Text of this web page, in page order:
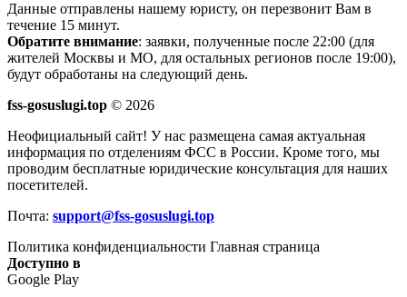
Данные отправлены нашему юристу, он перезвонит Вам в
течение 15 минут.
Обратите внимание: заявки, полученные после 22:00 (для
жителей Москвы и МО, для остальных регионов после 19:00),
будут обработаны на следующий день.
fss-gosuslugi.top © 2026
Неофициальный сайт! У нас размещена самая актуальная
информация по отделениям ФСС в России. Кроме того, мы
проводим бесплатные юридические консультация для наших
посетителей.
Почта: support@fss-gosuslugi.top
Политика конфиденциальности Главная страница
Доступно в
Google Play